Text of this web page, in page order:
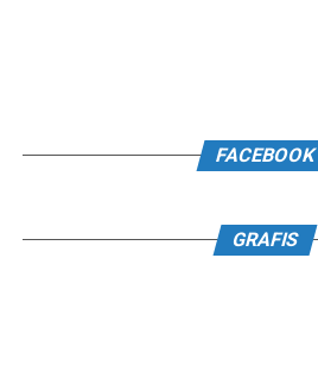
FACEBOOK
GRAFIS